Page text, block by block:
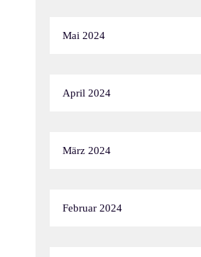
Mai 2024
April 2024
März 2024
Februar 2024